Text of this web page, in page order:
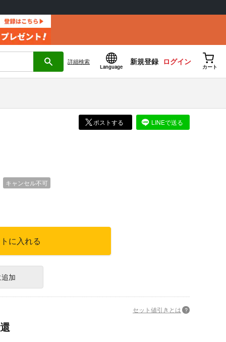
詳細検索
Language
新規登録 ログイン
カート
ポストする LINEで送る
キャンセル不可
に入れる
加
セット値引きとは ?